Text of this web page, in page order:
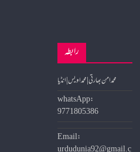
رابطہ
محمد امن بھارتی | محمد اویس | انڈیا
whatsApp:
9771805386
Email: